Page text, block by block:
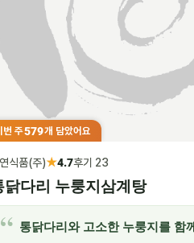
번 주579개 담았어요
식품(주)★4.7후기 23
닭다리 누룽지삼계탕
통닭다리와 고소한 누룽지를 함께